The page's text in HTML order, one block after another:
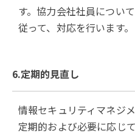
す。協力会社社員につい
従って、対応を行います。
6.定期的見直し
情報セキュリティマネジ
定期的および必要に応じ